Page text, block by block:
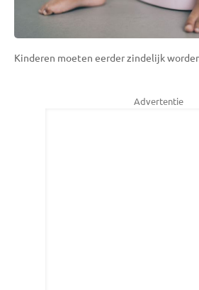
Kinderen moeten eerder zindelijk
Advertentie